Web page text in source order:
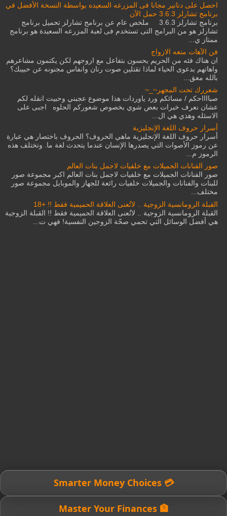
احصل على دنانير مجانا فى المزرعه السعيده بواسطة النسخة الأفضل في
برنامج تشارلز 3.6.3 حمل الآن
برنامج تشارلز 3.6.3 ملخص عام عن برنامج تشارلز تحميل برنامج
تشارلز هو من البرامج التى تستخدم فى لعبة المزرعه السعيدة هو برنامج
ممتاز ي...
فن الآهات متعه الازواج
ان هناك فئه من الحريم يحسون بتفاعل مع ازوجهم لكن يكتمون مشاعرهم
واهاتهم بدعوى الحياء لماذا تقتلين صوت رنان وانفاس مجنونه عن حبيبك؟
بالله معق...
شعررك تحت المجهر~_~
صبااااحكم / مسائكم ورد ياوردات هذا موضوع عجبني وحبيت انقله لكم
عشان نعرف خبرات بعض شوي بخصوص شعوركم الحلوه اجبى على
الاسئله وهذي هي ال...
أسرار حروف اللغة الإنجليزية
أسرار حروف اللغة الإنجليزية ماهي الحروف؟ الحروف باختصار هي عبارة
عن رموز الأصوات التي يصدرها الإنسان عندما يتحدث لغة ما. وتختلف هذه
الرموز م...
صور الفنانات الجميلات مع خلفيات لاجمل بنات العالم
صور الفنانات الجميلات مع خلفيات لاجمل بنات العالم اكبر مجموعة صور
للبنات والفنانات والجميلات خلفيات رائعة للجهاز والموبايل مجموعة صور
مختلف...
القبلة الرومانسية الزوجية .. لاتُعنى العلاقة الحميمية فقط !! +18
القبلة الرومانسية الزوجية .. لاتُعنى العلاقة الحميمية فقط !! القبلة الزوجية
هي أفضل الوسائل التي تحمي صحّة الزوجين النفسية! فهي ت...
💳 Smarter Money Choices
🏦 Master Your Finances